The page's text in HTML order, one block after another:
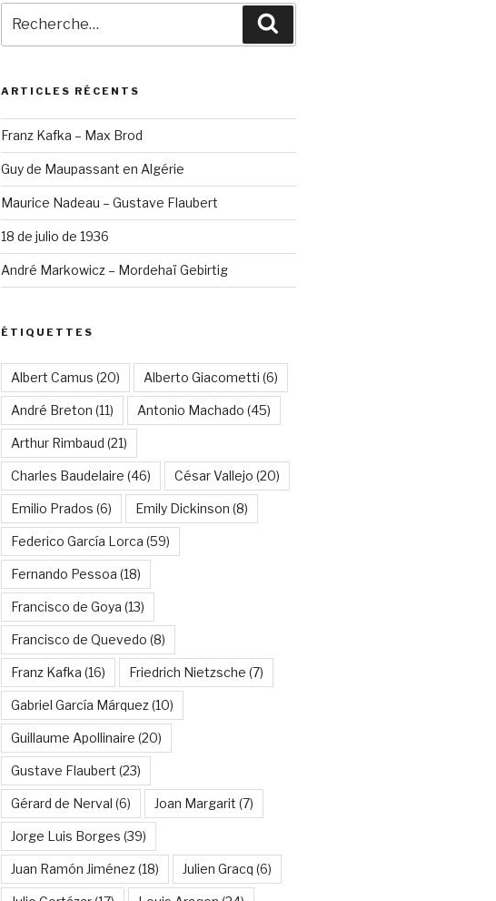
pour
:
ARTICLES RÉCENTS
Franz Kafka – Max Brod
Guy de Maupassant en Algérie
Maurice Nadeau – Gustave Flaubert
18 de julio de 1936
André Markowicz – Mordehaï Gebirtig
ÉTIQUETTES
Albert Camus (20) Alberto Giacometti (6)
André Breton (11) Antonio Machado (45)
Arthur Rimbaud (21)
Charles Baudelaire (46) César Vallejo (20)
Emilio Prados (6) Emily Dickinson (8)
Federico García Lorca (59)
Fernando Pessoa (18)
Francisco de Goya (13)
Francisco de Quevedo (8)
Franz Kafka (16) Friedrich Nietzsche (7)
Gabriel García Márquez(10)
Guillaume Apollinaire (20)
Gustave Flaubert (23)
Gérard de Nerval (6) Joan Margarit (7)
Jorge Luis Borges (39)
Juan Ramón Jiménez(18) Julien Gracq (6)